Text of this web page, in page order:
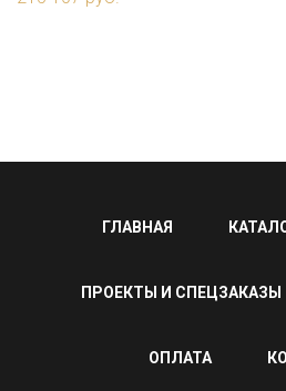
ГЛАВНАЯ
ПРОЕКТЫ И СПЕЦЗАКАЗЫ
ОПЛАТА